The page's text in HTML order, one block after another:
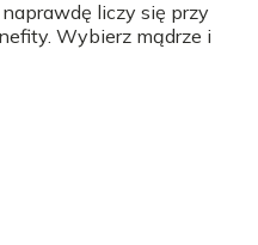
naprawdę liczy się przy
Wybierz mądrze i